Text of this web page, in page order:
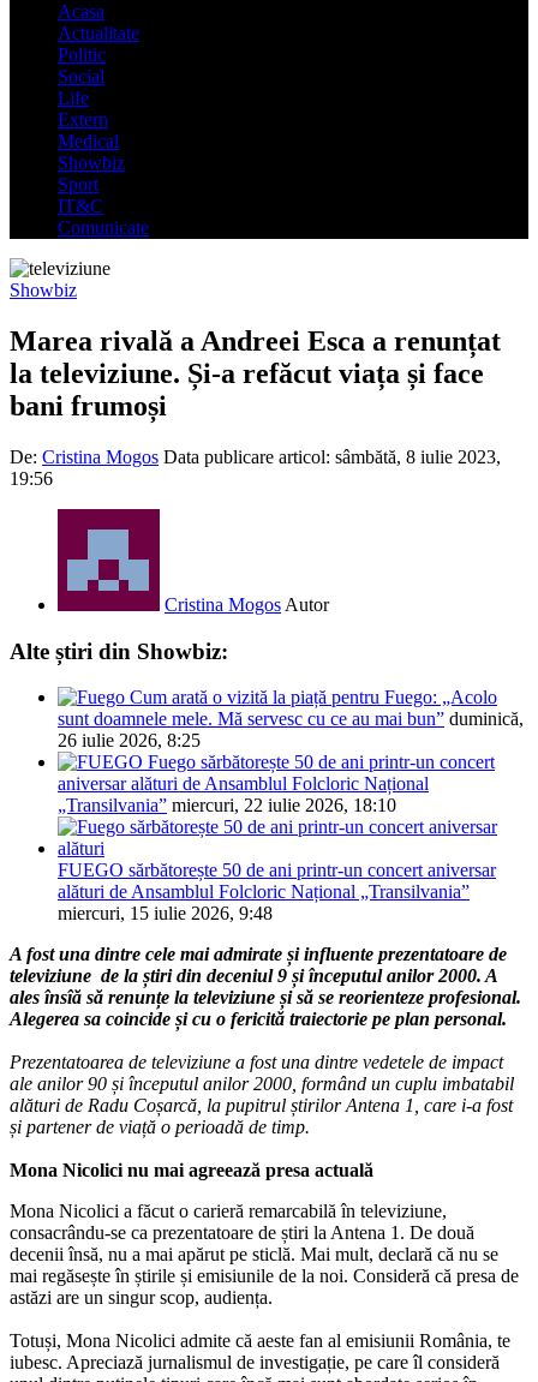
Acasa
Actualitate
Politic
Social
Life
Extern
Medical
Showbiz
Sport
IT&C
Comunicate
Showbiz
Marea rivală a Andreei Esca a renunțat
la televiziune. Și-a refăcut viața și face
bani frumoși
De: Cristina Mogos Data publicare articol: sâmbătă, 8 iulie 2023,
19:56
Cristina Mogos Autor
Alte știri din Showbiz:
Cum arată o vizită la piață pentru Fuego: „Acolo
sunt doamnele mele. Mă servesc cu ce au mai bun” duminică,
26 iulie 2026, 8:25
Fuego sărbătorește 50 de ani printr-un concert
aniversar alături de Ansamblul Folcloric Național
„Transilvania” miercuri, 22 iulie 2026, 18:10
FUEGO sărbătorește 50 de ani printr-un concert aniversar
alături de Ansamblul Folcloric Național „Transilvania”
miercuri, 15 iulie 2026, 9:48
A fost una dintre cele mai admirate și influente prezentatoare de
televiziune de la știri din deceniul 9 și începutul anilor 2000. A
ales însîă să renunțe la televiziune și să se reorienteze profesional.
Alegerea sa coincide și cu o fericită traiectorie pe plan personal.
Prezentatoarea de televiziune a fost una dintre vedetele de impact
ale anilor 90 și începutul anilor 2000, formând un cuplu imbatabil
alături de Radu Coșarcă, la pupitrul știrilor Antena 1, care i-a fost
și partener de viață o perioadă de timp.
Mona Nicolici nu mai agreează presa actuală
Mona Nicolici a făcut o carieră remarcabilă în televiziune,
consacrându-se ca prezentatoare de știri la Antena 1. De două
decenii însă, nu a mai apărut pe sticlă. Mai mult, declară că nu se
mai regăsește în știrile și emisiunile de la noi. Consideră că presa de
astăzi are un singur scop, audiența.
Totuși, Mona Nicolici admite că aeste fan al emisiunii România, te
iubesc. Apreciază jurnalismul de investigație, pe care îl consideră